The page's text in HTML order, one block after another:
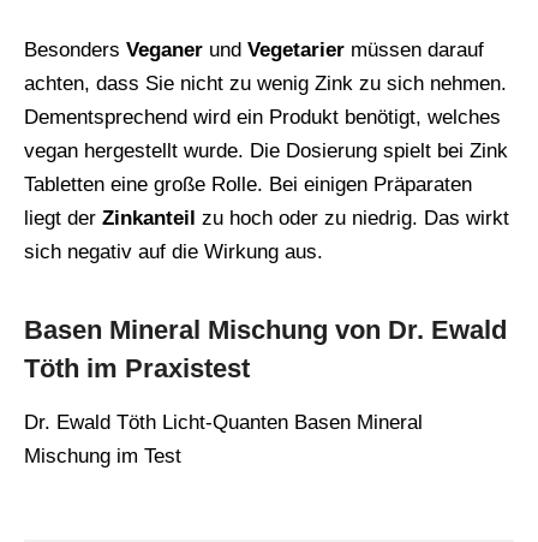
Besonders Veganer und Vegetarier müssen darauf
achten, dass Sie nicht zu wenig Zink zu sich nehmen.
Dementsprechend wird ein Produkt benötigt, welches
vegan hergestellt wurde. Die Dosierung spielt bei Zink
Tabletten eine große Rolle. Bei einigen Präparaten
liegt der Zinkanteil zu hoch oder zu niedrig. Das wirkt
sich negativ auf die Wirkung aus.
Basen Mineral Mischung von Dr. Ewald
Töth im Praxistest
Dr. Ewald Töth Licht-Quanten Basen Mineral
Mischung im Test